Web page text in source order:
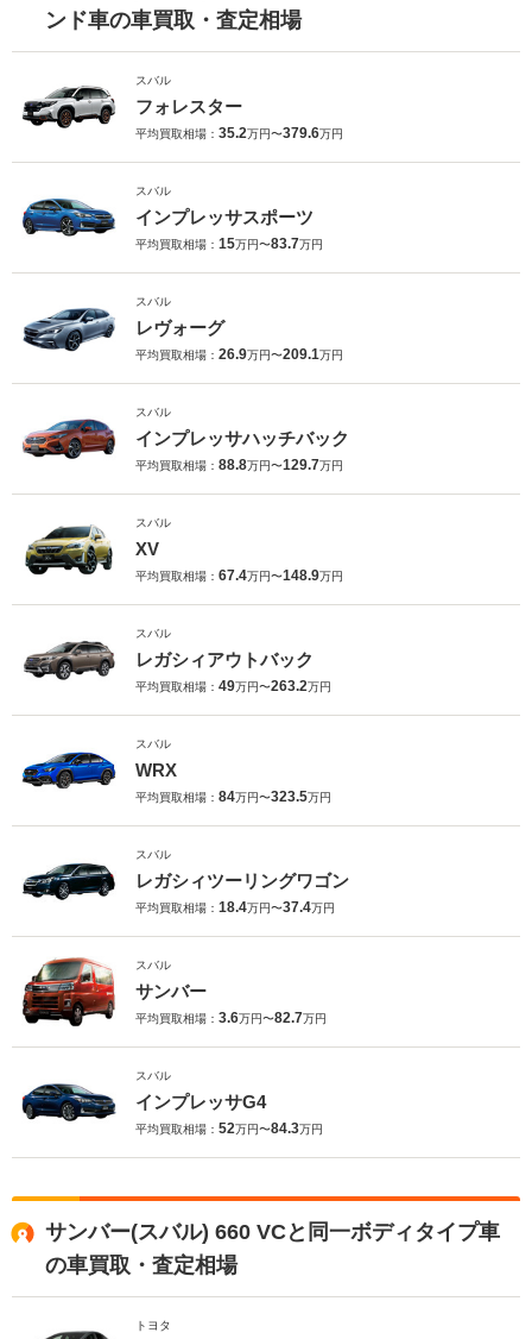
ンド車の車買取・査定相場
スバル
フォレスター
平均買取相場： 35.2万円〜379.6万円
スバル
インプレッサスポーツ
平均買取相場： 15万円〜83.7万円
スバル
レヴォーグ
平均買取相場： 26.9万円〜209.1万円
スバル
インプレッサハッチバック
平均買取相場： 88.8万円〜129.7万円
スバル
XV
平均買取相場： 67.4万円〜148.9万円
スバル
レガシィアウトバック
平均買取相場： 49万円〜263.2万円
スバル
WRX
平均買取相場： 84万円〜323.5万円
スバル
レガシィツーリングワゴン
平均買取相場： 18.4万円〜37.4万円
スバル
サンバー
平均買取相場： 3.6万円〜82.7万円
スバル
インプレッサG4
平均買取相場： 52万円〜84.3万円
サンバー(スバル) 660 VCと同一ボディタイプ車
の車買取・査定相場
トヨタ